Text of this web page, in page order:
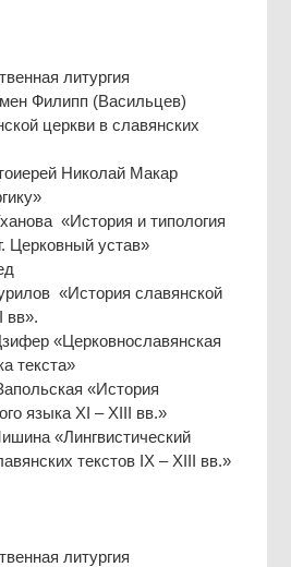
литургия
Филипп (Васильцев)
церкви в славянских
Николай Макар
«История и типология
Церковный устав»
«История славянской
вв».
«Церковнославянская
текста»
«История
языка XI – XIII вв.»
«Лингвистический
текстов IX – XIII вв.»
литургия